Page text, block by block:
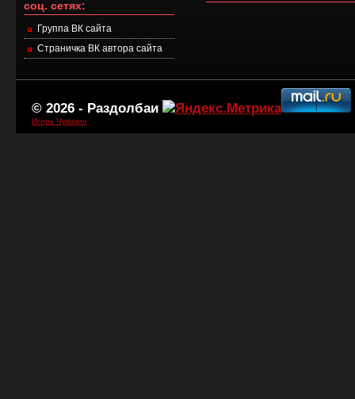
соц. сетях:
Группа ВК сайта
Страничка ВК автора сайта
© 2026 - Раздолбаи
Игорь Чувакин